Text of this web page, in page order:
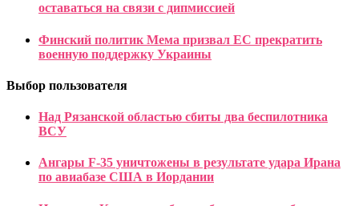
оставаться на связи с дипмиссией
Финский политик Мема призвал ЕС прекратить
военную поддержку Украины
Выбор пользователя
Над Рязанской областью сбиты два беспилотника
ВСУ
Ангары F-35 уничтожены в результате удара Ирана
по авиабазе США в Иордании